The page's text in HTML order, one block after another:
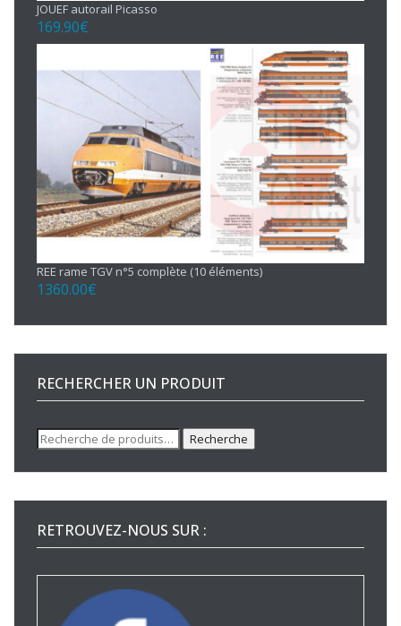
JOUEF autorail Picasso
169.90€
REE rame TGV n°5 complète (10 éléments)
1360.00€
RECHERCHER UN PRODUIT
Recherche
pour :
Recherche
RETROUVEZ-NOUS SUR :